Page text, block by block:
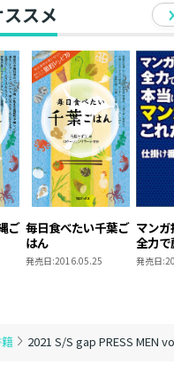
2021 S/S gap PRESS MEN
スメ
ご 毎日食べたい千葉ご
はん
発売日:2016.05.25
マン
全力で
すごい
発売日: